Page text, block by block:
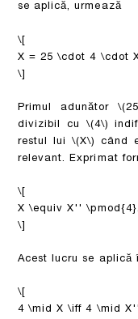
se aplică, urmează
\[
X = 25 \cdot 4 \cdot
\]
Primul adunător
divizibil cu \(4\)
restul lui\(X\) când
relevant. Exprimat
\[
X \equiv X'' \pmod{4}.
\]
Acest lucru se aplică
\[
4 \mid X \iff 4 \mid